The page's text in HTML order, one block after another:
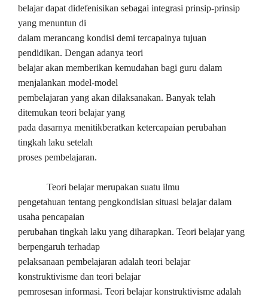
belajar dapat didefenisikan sebagai integrasi prinsip-prinsip
yang menuntun di
dalam merancang kondisi demi tercapainya tujuan
pendidikan. Dengan adanya teori
belajar akan memberikan kemudahan bagi guru dalam
menjalankan model-model
pembelajaran yang akan dilaksanakan. Banyak telah
ditemukan teori belajar yang
pada dasarnya menitikberatkan ketercapaian perubahan
tingkah laku setelah
proses pembelajaran.
Teori belajar merupakan suatu ilmu
pengetahuan tentang pengkondisian situasi belajar dalam
usaha pencapaian
perubahan tingkah laku yang diharapkan. Teori belajar yang
berpengaruh terhadap
pelaksanaan pembelajaran adalah teori belajar
konstruktivisme dan teori belajar
pemrosesan informasi. Teori belajar konstruktivisme adalah